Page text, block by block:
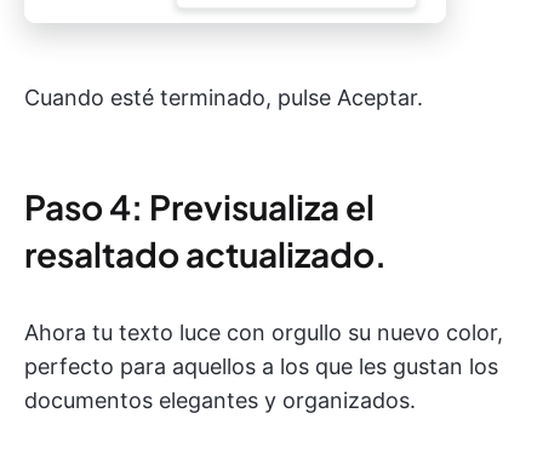
Cuando esté terminado, pulse Aceptar.
Paso 4: Previsualiza el
resaltado actualizado.
Ahora tu texto luce con orgullo su nuevo color,
perfecto para aquellos a los que les gustan los
documentos elegantes y organizados.